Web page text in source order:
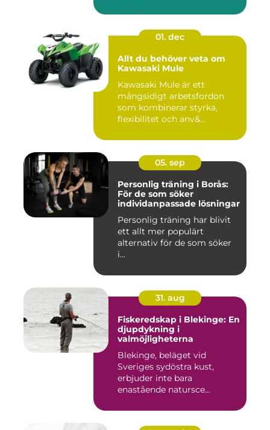
01. dec
Allt du behöver veta om
Kawasaki Mule
Kawasaki Mule är ett
mångsidigt arbetsfordon
som kombinerar styrka,
flexibilitet och anv&...
05. sep
Personlig träning i Borås:
För de som söker
individanpassade lösningar
Personlig träning har blivit
ett allt mer populärt
alternativ för de som söker
i...
31. aug
Fiskeredskap i Blekinge: En
djupdykning i
valmöjligheterna
Blekinge, beläget vid
Sveriges sydöstra kust,
erbjuder inte bara
enastående natursce...